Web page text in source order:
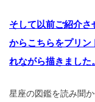
そして以前ご紹介さ
からこちらをプリン
れながら描きました。
星座の図鑑を読み聞